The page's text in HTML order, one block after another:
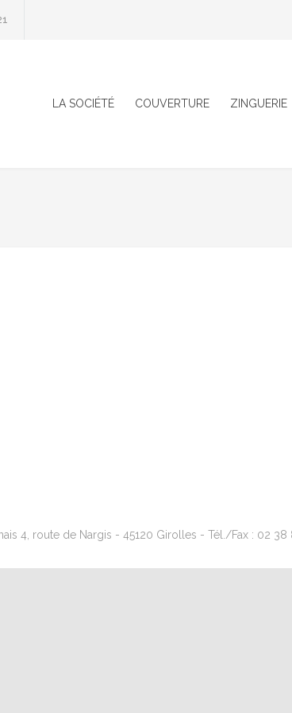
LA SOCIÉTÉ COUVERTURE ZINGUERIE
4, route de Nargis - 45120 Girolles - Tél./Fax : 02